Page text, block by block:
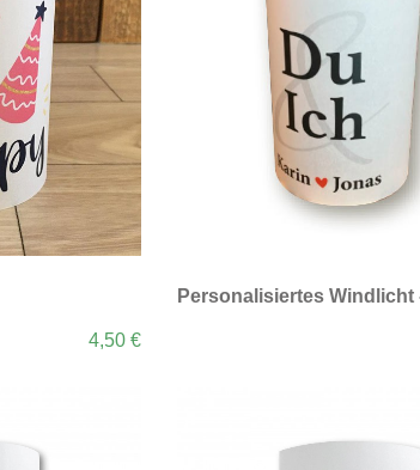
4,50 €
Personalisiertes Windlicht